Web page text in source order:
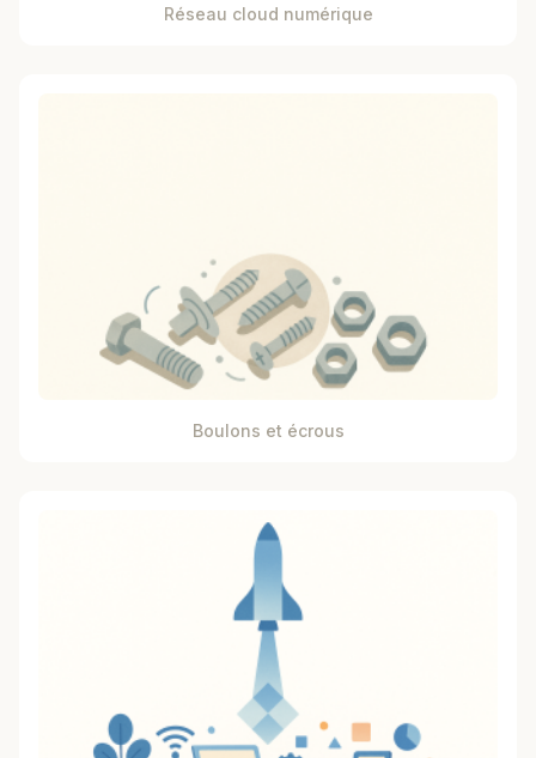
Réseau cloud numérique
Boulons et écrous